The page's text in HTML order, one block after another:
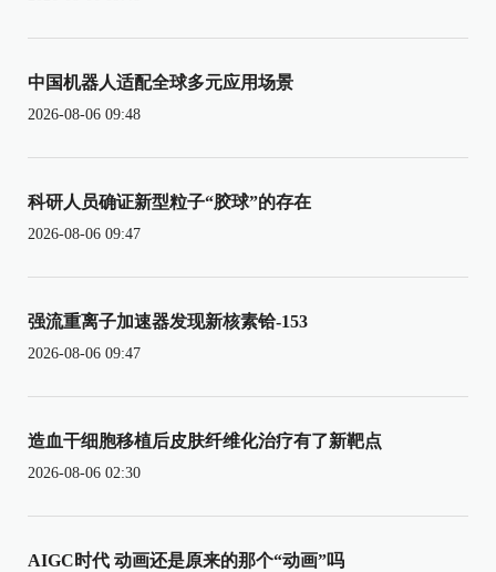
中国机器人适配全球多元应用场景
2026-08-06 09:48
科研人员确证新型粒子“胶球”的存在
2026-08-06 09:47
强流重离子加速器发现新核素铪-153
2026-08-06 09:47
造血干细胞移植后皮肤纤维化治疗有了新靶点
2026-08-06 02:30
AIGC时代 动画还是原来的那个“动画”吗